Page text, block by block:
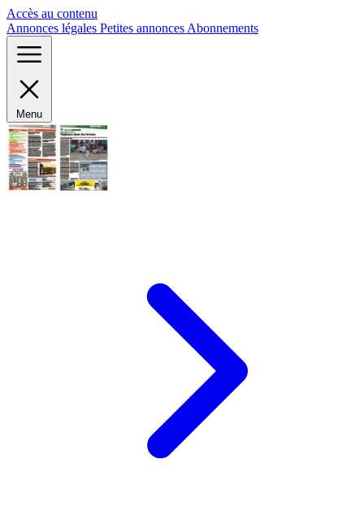
Accès au contenu
Annonces légales Petites annonces Abonnements
Menu
Panneau de gestion des cookies